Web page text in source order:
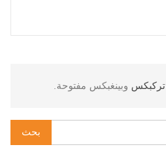
تركبكس وبينغبكس مفتوحة.